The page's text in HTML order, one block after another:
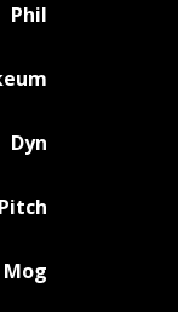
Phil
Dyn
Pitch
Mog